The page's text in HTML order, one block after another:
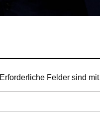
Erforderliche Felder sind mit